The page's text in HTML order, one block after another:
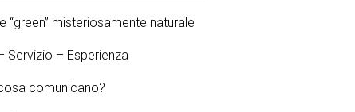
“green” misteriosamente naturale
Servizio – Esperienza
comunicano?